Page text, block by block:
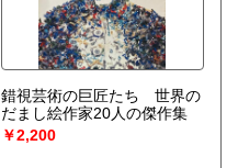
錯視芸術の巨匠たち 世界の
だまし絵作家20人の傑作集
￥2,200